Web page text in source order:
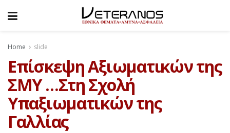
Home slide
Επίσκεψη Αξιωματικών της
ΣΜΥ …Στη Σχολή
Υπαξιωματικών της
Γαλλίας